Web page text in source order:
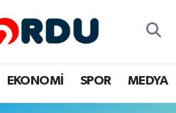
EKONOMİ SPOR MEDYA